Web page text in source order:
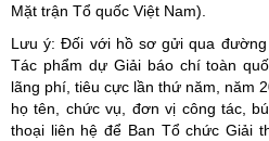
Mặt trận Tổ quốc Việt Nam).
Lưu ý: Đối với hồ sơ gửi qua
Tác phẩm dự Giải báo chí toàn
lãng phí, tiêu cực lần thứ năm, năm
họ tên, chức vụ, đơn vị công tác,
thoại liên hệ để Ban Tổ chức Giải